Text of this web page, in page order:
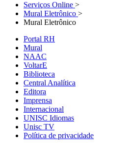
Serviços Online >
Mural Eletrônico >
Mural Eletrônico
Portal RH
Mural
NAAC
VoltarE
Biblioteca
Central Analítica
Editora
Imprensa
Internacional
UNISC Idiomas
Unisc TV
Política de privacidade